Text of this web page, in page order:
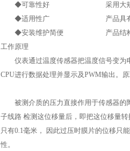
◆可靠性好 采用大规模IC，
◆适用性广 产品具有多种型号，
◆安装维护简便 产品结构合理，
工作原理
仪表通过温度传感器把温度信号变为
CPU进行数据处理并显示及PWM输出。
被测介质的压力直接作用于传感器的陶
子线路 检测这位移量后，即把这位移量
只有0.1毫米， 因此过压时膜片的位移只
性。